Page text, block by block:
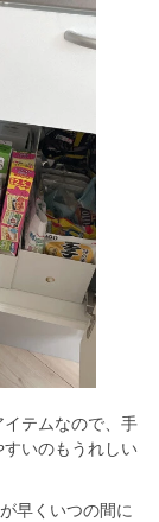
テムなので、手
いのもうれしい
早くいつの間に